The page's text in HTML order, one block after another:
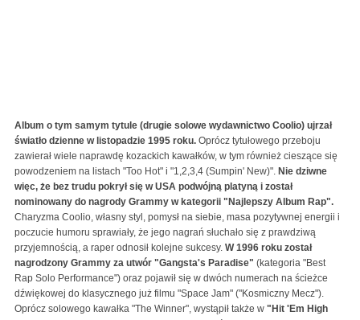
Album o tym samym tytule (drugie solowe wydawnictwo Coolio) ujrzał
światło dzienne w listopadzie 1995 roku. Oprócz tytułowego przeboju
zawierał wiele naprawdę kozackich kawałków, w tym również cieszące się
powodzeniem na listach "Too Hot" i "1,2,3,4 (Sumpin' New)". Nie dziwne
więc, że bez trudu pokrył się w USA podwójną platyną i został
nominowany do nagrody Grammy w kategorii "Najlepszy Album Rap".
Charyzma Coolio, własny styl, pomysł na siebie, masa pozytywnej energii i
poczucie humoru sprawiały, że jego nagrań słuchało się z prawdziwą
przyjemnością, a raper odnosił kolejne sukcesy. W 1996 roku został
nagrodzony Grammy za utwór "Gangsta's Paradise" (kategoria "Best
Rap Solo Performance") oraz pojawił się w dwóch numerach na ścieżce
dźwiękowej do klasycznego już filmu "Space Jam" ("Kosmiczny Mecz").
Oprócz solowego kawałka "The Winner", wystąpił także w "Hit 'Em High